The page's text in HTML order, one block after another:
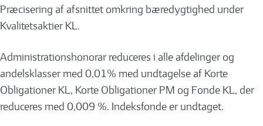
Præcisering af afsnittet omkring bæredygtighed under
Kvalitetsaktier KL.
Administrationshonorar reduceres i alle afdelinger og
andelsklasser med 0,01% med undtagelse af Korte
Obligationer KL, Korte Obligationer PM og Fonde KL, der
reduceres med 0,009 %. Indeksfonde er undtaget.